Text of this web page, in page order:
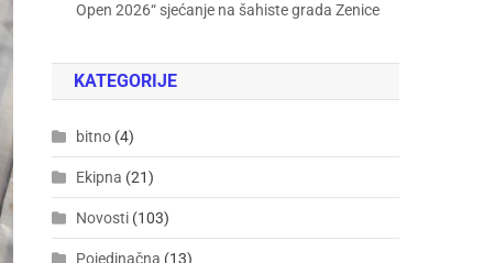
Open 2026“ sjećanje na šahiste grada Zenice
KATEGORIJE
bitno (4)
Ekipna (21)
Novosti (103)
Pojedinačna (13)